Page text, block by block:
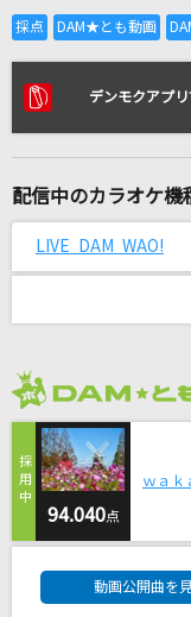
リアル
へべれけジャンキ
[生音]シルエット
逢坂大河(CV:釘宮理恵)・
英梨)
[生音]マリーゴー
デンモクアプ
配信中のカラオケ機
LIVE DAM WAO!
94.040点
ｗａｋ
動画公開曲を